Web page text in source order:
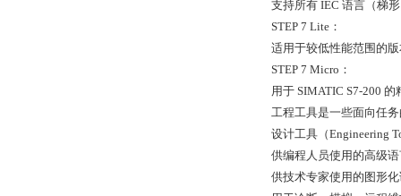
支持所有 IEC 语言（梯
STEP 7 Lite：
适用于较低性能范围的
STEP 7 Micro：
用于 SIMATIC S7-200
工程工具是一些面向任
设计工具（Engineering
供编程人员使用的高级
供技术专家使用的图形